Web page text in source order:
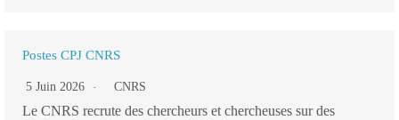
Postes CPJ CNRS
5 Juin 2026 CNRS
Le CNRS recrute des chercheurs et chercheuses sur des